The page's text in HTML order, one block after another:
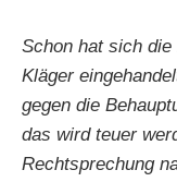
Schon hat sich die
Kläger
gegen die
das wird teuer
Rechtsprechung